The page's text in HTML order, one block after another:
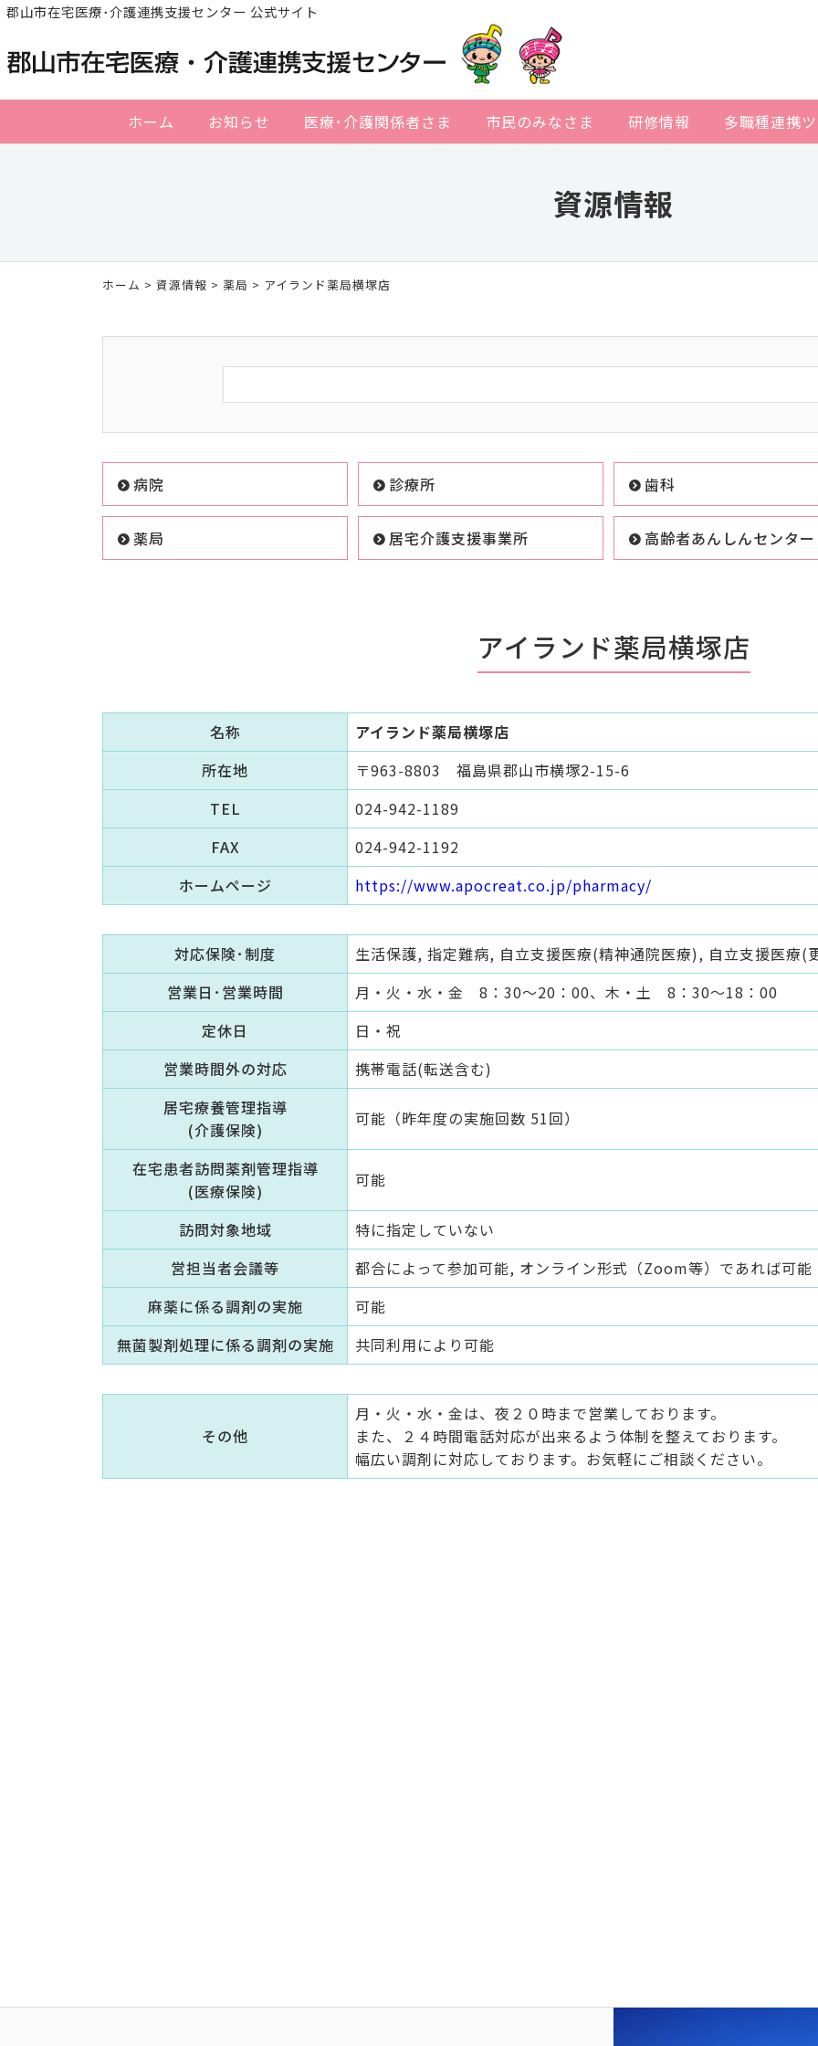
郡山市在宅医療･介護連携支援センター 公式サイト
ホーム お知らせ 医療･介護関係者さま 市民のみなさま 研修情報 多職種連携
資源情報
ホーム > 資源情報 > 薬局 > アイランド薬局横塚店
病院 診療所 歯科
薬局 居宅介護支援事業所 高齢者あんしんセンター
アイランド薬局横塚店
名称
アイランド薬局横塚店
所在地
〒963-8803 福島県郡山市横塚2-15-6
TEL
024-942-1189
FAX
024-942-1192
ホームページ
https://www.apocreat.co.jp/pharmacy/
対応保険･制度
生活保護, 指定難病, 自立支援医療(精神通院医療), 自立支援医療
営業日･営業時間
月・火・水・金 8：30～20：00、木・土 8：30～18：00
定休日
日・祝
営業時間外の対応
携帯電話(転送含む)
居宅療養管理指導
(介護保険)
可能（昨年度の実施回数 51回）
在宅患者訪問薬剤管理指導
(医療保険)
可能
訪問対象地域
特に指定していない
営担当者会議等
都合によって参加可能, オンライン形式（Zoom等）であれば可能
麻薬に係る調剤の実施
可能
無菌製剤処理に係る調剤の実施
共同利用により可能
その他
月・火・水・金は、夜２０時まで営業しております。
また、２４時間電話対応が出来るよう体制を整えております。
幅広い調剤に対応しております。お気軽にご相談ください。